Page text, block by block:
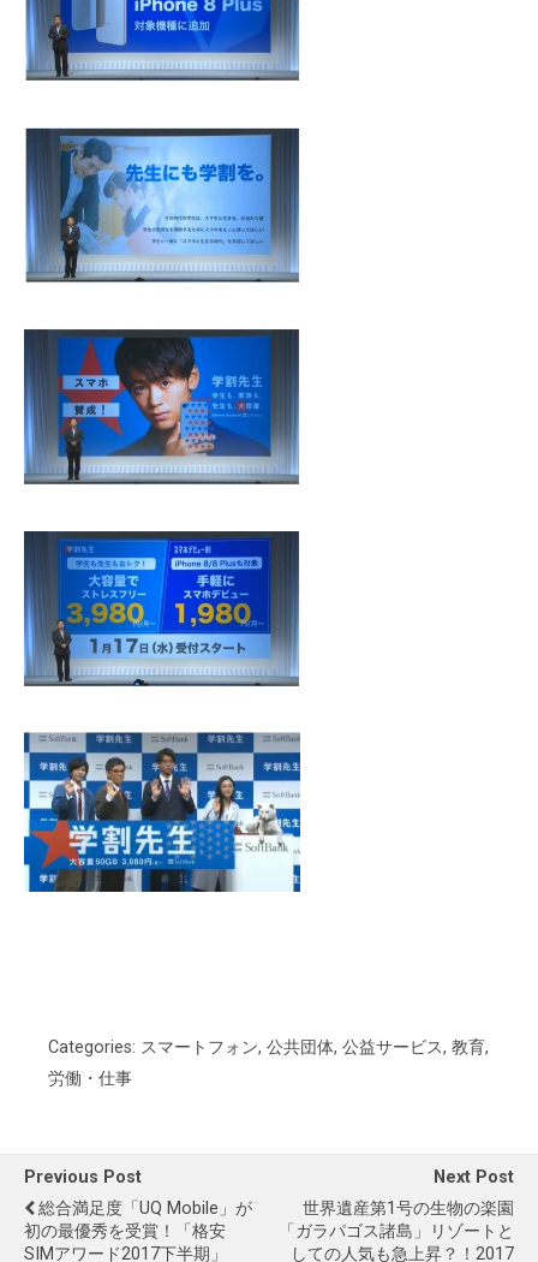
Categories: スマートフォン, 公共団体, 公益サービス, 教育,
労働・仕事
Previous Post
総合満足度「UQ Mobile」が
初の最優秀を受賞！「格安
SIMアワード2017下半期」
Next Post
世界遺産第1号の生物の楽園
「ガラパゴス諸島」リゾートと
しての人気も急上昇？！2017